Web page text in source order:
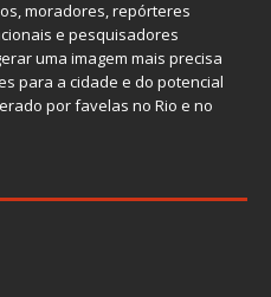
moradores, repórteres
e pesquisadores
uma imagem mais precisa
para a cidade e do potencial
por favelas no Rio e no